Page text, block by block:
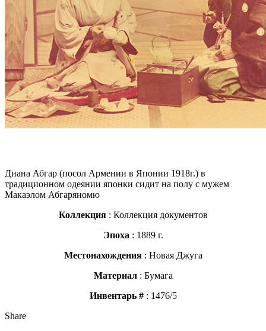
Диана Абгар (посол Армении в Японии 1918г.) в
традиционном одеянии японки сидит на полу с мужем
Макаэлом Абгаряномю
Коллекция: Коллекция документов
Эпоха : 1889 г.
Местонахождения: Новая Джуга
Материал: Бумага
Инвентарь #: 1476/5
Share